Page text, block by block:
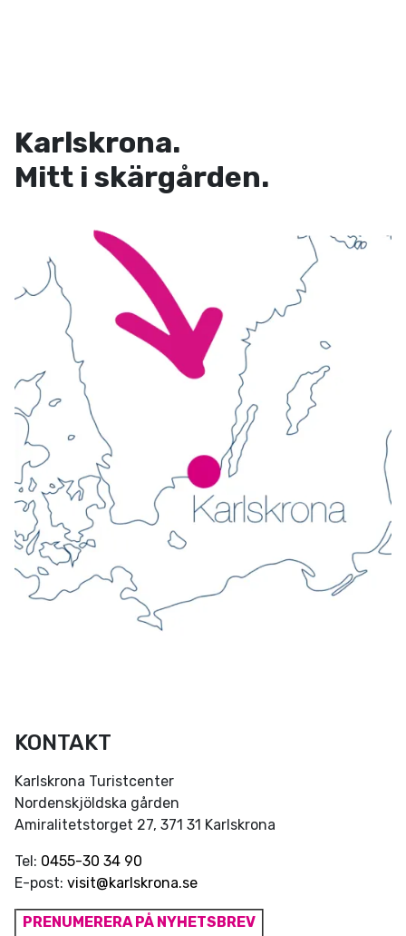
Karlskrona.
Mitt i skärgården.
KONTAKT
Karlskrona Turistcenter
Nordenskjöldska gården
Amiralitetstorget 27, 371 31 Karlskrona
Tel: 0455-30 34 90
E-post: visit@karlskrona.se
PRENUMERERA PÅ NYHETSBREV